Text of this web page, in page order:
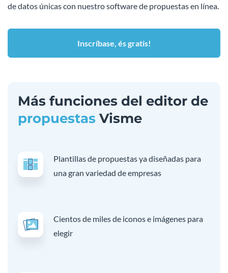
de datos únicas con nuestro software de propuestas en línea.
Inscríbase, és gratis!
Más funciones del editor de
propuestas Visme
Plantillas de propuestas ya diseñadas para
una gran variedad de empresas
Cientos de miles de iconos e imágenes para
elegir